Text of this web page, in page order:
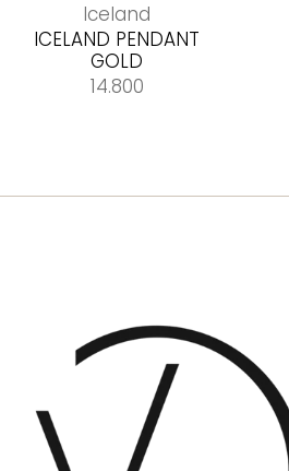
Iceland
ICELAND PENDANT
GOLD
14.800